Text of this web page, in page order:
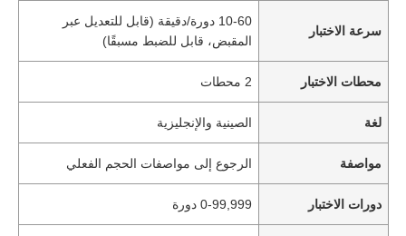
سرعة الاختبار
10-60 دورة/دقيقة (قابل للتعديل عبر
المقبض، قابل للضبط مسبقًا)
محطات الاختبار 2 محطات
لغة الصينية والإنجليزية
مواصفة الرجوع إلى مواصفات الحجم الفعلي
دورات الاختبار 0-99,999 دورة